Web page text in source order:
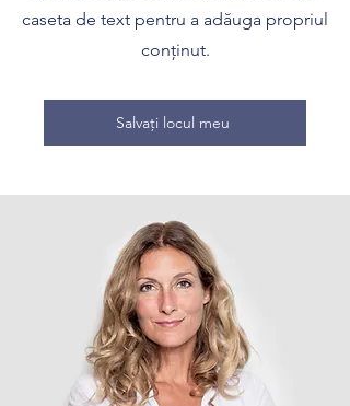
caseta de text pentru a adăuga propriul
conținut.
Salvați locul meu